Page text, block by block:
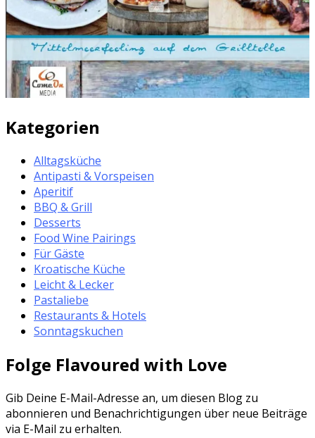
Kategorien
Alltagsküche
Antipasti & Vorspeisen
Aperitif
BBQ & Grill
Desserts
Food Wine Pairings
Für Gäste
Kroatische Küche
Leicht & Lecker
Pastaliebe
Restaurants & Hotels
Sonntagskuchen
Folge Flavoured with Love
Gib Deine E-Mail-Adresse an, um diesen Blog zu
abonnieren und Benachrichtigungen über neue Beiträge
via E-Mail zu erhalten.